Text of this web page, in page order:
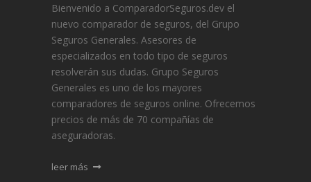
Bienvenido a ComparadorSeguros.dev el
nuevo comparador de seguros, del Grupo
Seguros Generales. Asesores de
especializados en todo tipo de seguros
resolverán sus dudas. Grupo Seguros
Generales es uno de los mayores
comparadores de seguros online. Ofrecemos
precios de más de 70 compañías de
aseguradoras.
leer más